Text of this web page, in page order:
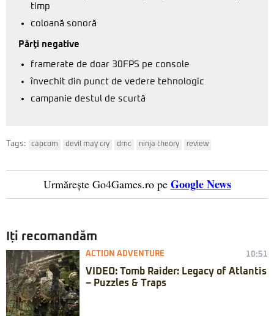
timp
coloană sonoră
Părţi negative
framerate de doar 30FPS pe console
învechit din punct de vedere tehnologic
campanie destul de scurtă
Tags: capcom devil may cry dmc ninja theory review
Urmărește Go4Games.ro pe Google News
Iți recomandăm
ACTION ADVENTURE 10:51
VIDEO: Tomb Raider: Legacy of Atlantis
– Puzzles & Traps